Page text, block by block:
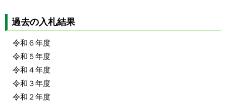
過去の入札結果
令和６年度
令和５年度
令和４年度
令和３年度
令和２年度